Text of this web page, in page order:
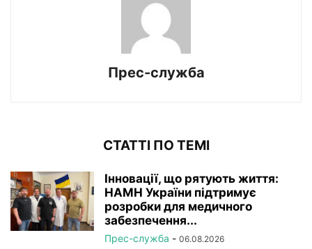
Прес-служба
СТАТТІ ПО ТЕМІ
Інновації, що рятують життя:
НАМН України підтримує
розробки для медичного
забезпечення...
Прес-служба - 06.08.2026